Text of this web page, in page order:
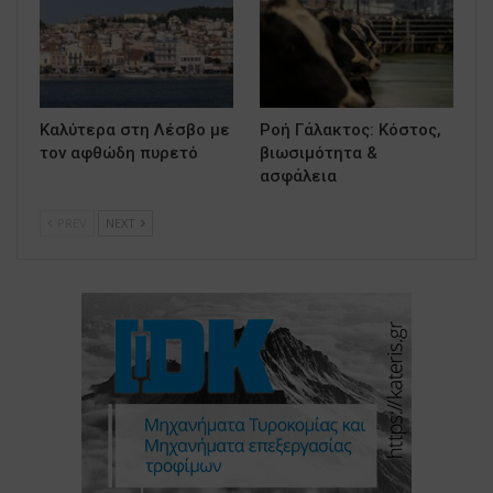
Καλύτερα στη Λέσβο με
τον αφθώδη πυρετό
Ροή Γάλακτος: Κόστος,
βιωσιμότητα &
ασφάλεια
NEXT